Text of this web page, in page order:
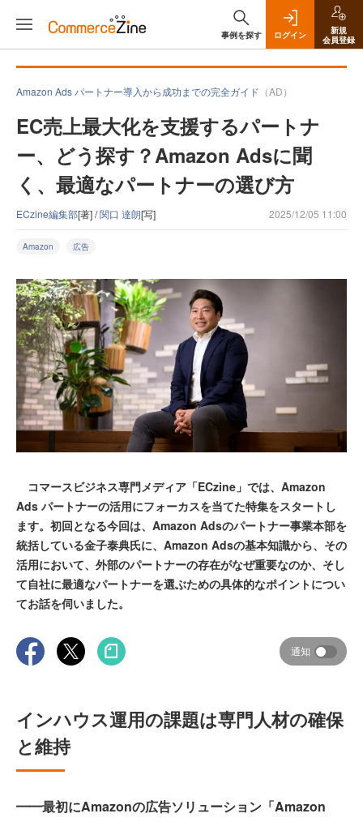
事例を探す ログイン
新規
会員登録
Amazon Ads パートナー導入から成功までの完全ガイド （AD）
EC売上最大化を支援するパートナ
ー、どう探す？Amazon Adsに聞
く、最適なパートナーの選び方
ECzine編集部[著] /関口 達朗[写] 2025/12/05 11:00
Amazon 広告
コマースビジネス専門メディア「ECzine」では、Amazon
Ads パートナーの活用にフォーカスを当てた特集をスタートし
ます。初回となる今回は、Amazon Adsのパートナー事業本部を
統括している金子泰典氏に、Amazon Adsの基本知識から、その
活用において、外部のパートナーの存在がなぜ重要なのか、そし
て自社に最適なパートナーを選ぶための具体的なポイントについ
てお話を伺いました。
通知
インハウス運用の課題は専門人材の確保
と維持
━━最初にAmazonの広告ソリューション「Amazon